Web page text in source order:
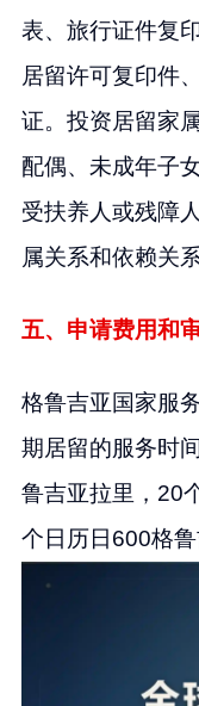
表、旅行证件复
居留许可复印件
证。投资居留家
配偶、未成年子
受扶养人或残障
属关系和依赖关系
五、申请费用和
格鲁吉亚国家服
期居留的服务时
鲁吉亚拉里，20
个日历日600格鲁